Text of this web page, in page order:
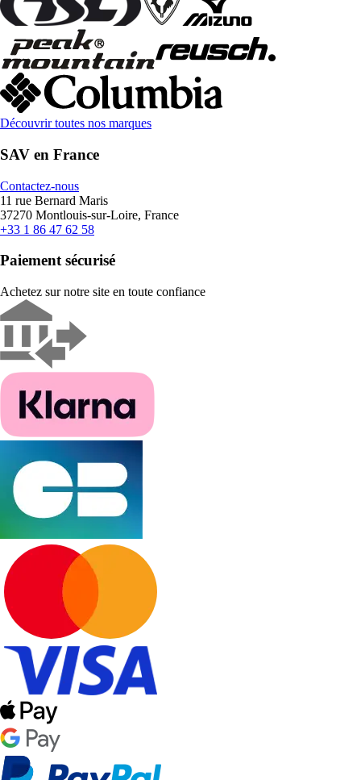
Découvrir toutes nos marques
SAV en France
Contactez-nous
11 rue Bernard Maris
37270 Montlouis-sur-Loire, France
+33 1 86 47 62 58
Paiement sécurisé
Achetez sur notre site en toute confiance